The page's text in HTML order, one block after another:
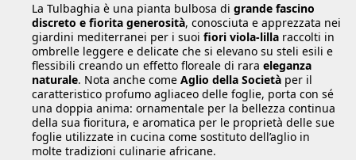
La Tulbaghia è una pianta bulbosa di grande fascino
discreto e fiorita generosità, conosciuta e apprezzata nei
giardini mediterranei per i suoi fiori viola-lilla raccolti in
ombrelle leggere e delicate che si elevano su steli esili e
flessibili creando un effetto floreale di rara eleganza
naturale. Nota anche come Aglio della Società per il
caratteristico profumo agliaceo delle foglie, porta con sé
una doppia anima: ornamentale per la bellezza continua
della sua fioritura, e aromatica per le proprietà delle sue
foglie utilizzate in cucina come sostituto dell’aglio in
molte tradizioni culinarie africane.